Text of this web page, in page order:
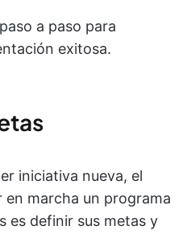
a paso para
exitosa.
iniciativa nueva, el
marcha un programa
es definir sus metas y